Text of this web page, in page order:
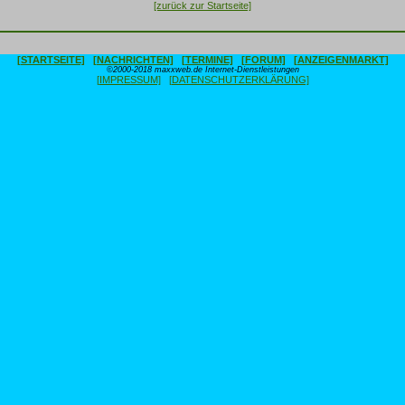
[zurück zur Startseite]
[STARTSEITE] [NACHRICHTEN] [TERMINE] [FORUM] [ANZEIGENMARKT]
©2000-2018 maxxweb.de Internet-Dienstleistungen
[IMPRESSUM] [DATENSCHUTZERKLÄRUNG]